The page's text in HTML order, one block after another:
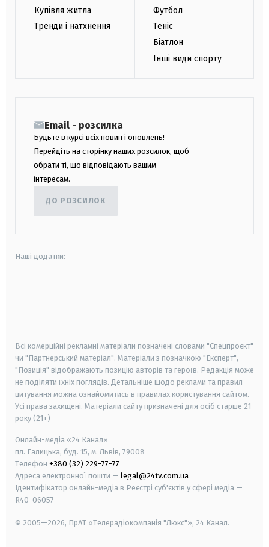
Купівля житла
Тренди і натхнення
Футбол
Теніс
Біатлон
Інші види спорту
Email - розсилка
Будьте в курсі всіх новин і оновлень!
Перейдіть на сторінку наших розсилок, щоб
обрати ті, що відповідають вашим
інтересам.
ДО РОЗСИЛОК
Наші додатки:
Всі комерційні рекламні матеріали позначені словами "Спецпроєкт"
чи "Партнерський матеріал". Матеріали з позначкою "Експерт",
"Позиція" відображають позицію авторів та героїв. Редакція може
не поділяти їхніх поглядів. Детальніше щодо реклами та правил
цитування можна ознайомитись в правилах користування сайтом.
Усі права захищені. Матеріали сайту призначені для осіб старше 21
року (21+)
Онлайн-медіа «24 Канал»
пл. Галицька, буд. 15, м. Львів, 79008
Телефон +380 (32) 229-77-77
Адреса електронної пошти — legal@24tv.com.ua
Ідентифікатор онлайн-медіа в Реєстрі суб'єктів у сфері медіа —
R40-06057
© 2005—2026, ПрАТ «Телерадіокомпанія "Люкс"», 24 Канал.